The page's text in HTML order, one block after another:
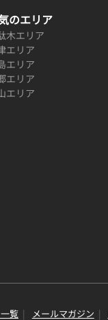
のエリア
木エリア
エリア
エリア
エリア
エリア
覧 メールマガジン